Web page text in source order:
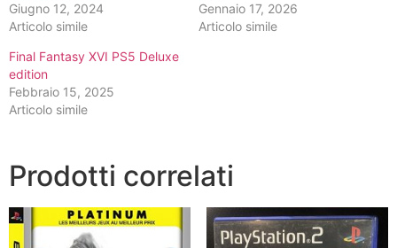
Giugno 12, 2024
Articolo simile
Gennaio 17, 2026
Articolo simile
Final Fantasy XVI PS5 Deluxe
edition
Febbraio 15, 2025
Articolo simile
Prodotti correlati